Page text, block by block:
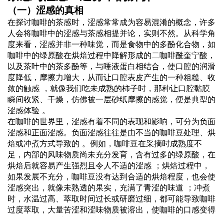
（一）涩感的真相
在探讨咖啡的茶感时，涩感常常成为容易混淆的概念，许多
人会将咖啡中的涩感与茶感相提并论，实则不然。从科学角
度来看，涩感并非一种味觉，而是食物中的多酚化合物，如
咖啡中的绿原酸在烘焙过程中降解形成的二咖啡酰奎宁酸，
以及茶叶中的茶多酚等，与唾液蛋白相结合，使口腔的润滑
度降低，摩擦力增大，从而让口腔表皮产生的一种粗糙、收
敛的触感 ，就像我们吃未成熟的柿子时，那种让口腔黏膜
瞬间收紧、干燥，仿佛被一层砂纸摩擦的感觉，便是典型的
涩感体验 。
在咖啡的世界里，涩感有着不同的表现和影响，可分为负面
涩感和正面涩感。负面涩感往往是由不当的咖啡豆处理、烘
焙或冲煮方式导致的 。例如，咖啡豆在采摘时成熟度不
足，内部的风味物质尚未充分发育，含有过多的绿原酸，在
烘焙后就容易产生强烈且令人不适的涩感 ；烘焙过程中，
如果发展不充分，咖啡豆没有达到合适的烘焙程度，也会使
涩感突出，就像未熟透的果实，充满了青涩的味道 ；冲煮
时，水温过高、萃取时间过长或研磨过细，都可能导致咖啡
过度萃取，大量苦涩和涩味物质被溶出，使咖啡的口感变得